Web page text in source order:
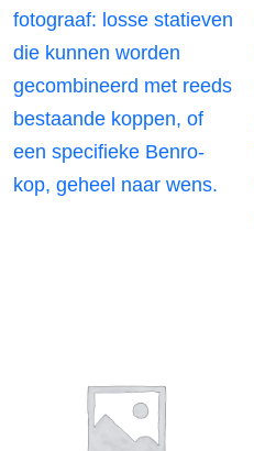
fotograaf: losse statieven
die kunnen worden
gecombineerd met reeds
bestaande koppen, of
een specifieke Benro-
kop, geheel naar wens.